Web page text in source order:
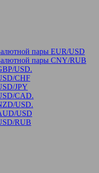
пары EUR/USD
пары CNY/RUB
USD.
CHF
JPY
CAD.
USD.
USD
RUB